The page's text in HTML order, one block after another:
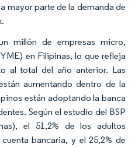
mayor parte de la demanda de
millón de empresas micro,
en Filipinas, lo que refleja
al total del año anterior. Las
aumentando dentro de la
están adoptando la banca
Según el estudio del BSP
el 51,2% de los adultos
bancaria, y el 25,2% de